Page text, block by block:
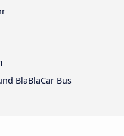
BlaBlaCar Bus